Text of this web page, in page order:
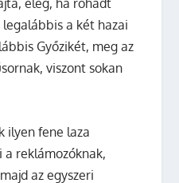
a két hazai
Győzikét, meg az
viszont sokan
ilyen fene laza
reklámozóknak,
az egyszeri